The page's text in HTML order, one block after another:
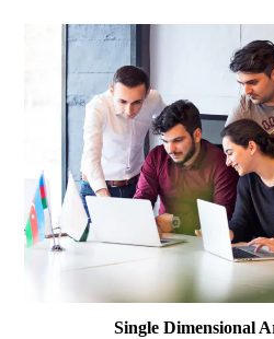
Single Dimensional